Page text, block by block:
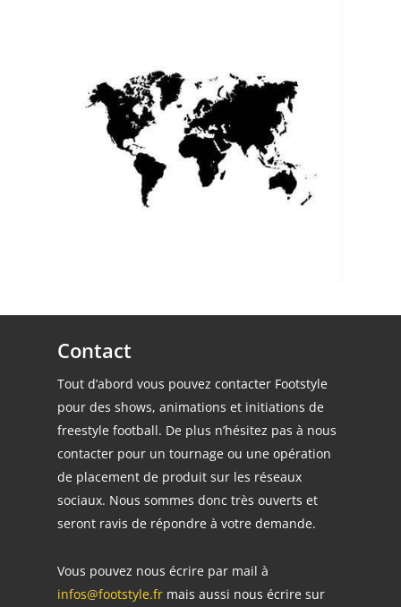
Contact
Tout d’abord vous pouvez contacter Footstyle
pour des shows, animations et initiations de
freestyle football. De plus n’hésitez pas à nous
contacter pour un tournage ou une opération
de placement de produit sur les réseaux
sociaux. Nous sommes donc très ouverts et
seront ravis de répondre à votre demande.
Vous pouvez nous écrire par mail à
infos@footstyle.fr mais aussi nous écrire sur